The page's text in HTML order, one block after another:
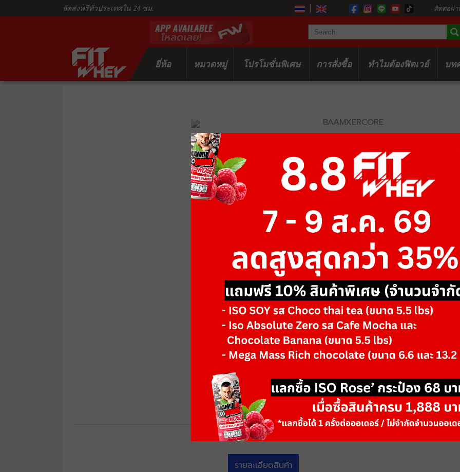
จัดส่งฟรีทั่วประเทศใน 24 ชม. ติดต่อผ่า
ยี่ห้อ หมวดหมู่ โปรโมชั่นพิเศษ การสั่งซื้อ ทำไมต้องฟิตเวย์ บท
BAAMXERCORE
E1080B
฿52,000 ฿80,000
ขนาด
รสชาติ/ตัวเลือก Black Flame &
จำนวน
เพิ่มลงตะกร้า
รายละเอียดสินค้า